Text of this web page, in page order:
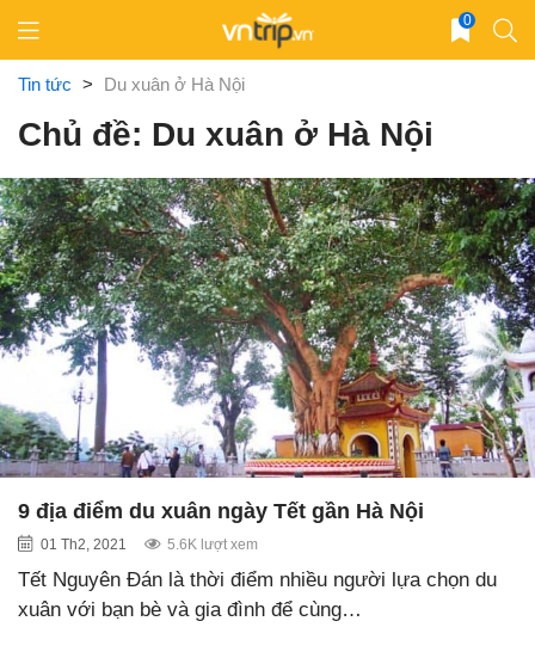
content
0
Tin tức > Du xuân ở Hà Nội
Chủ đề: Du xuân ở Hà Nội
9 địa điểm du xuân ngày Tết gần Hà Nội
01 Th2, 2021 5.6K lượt xem
Tết Nguyên Đán là thời điểm nhiều người lựa chọn du
xuân với bạn bè và gia đình để cùng…